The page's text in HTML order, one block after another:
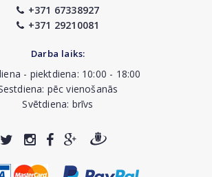
+371 67338927
+371 29210081
Darba laiks:
- piektdiena: 10:00 - 18:00
pēc vienošanās
Svētdiena: brīvs